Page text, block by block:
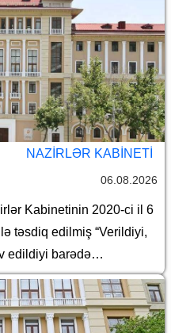
NAZIRLƏR KABINETI
06.08.2026
Kabinetinin 2020-ci il 6
təsdiq edilmiş “Verildiyi,
edildiyi barədə
Gömrük Komitəsinə
və icazələrin
haqqında